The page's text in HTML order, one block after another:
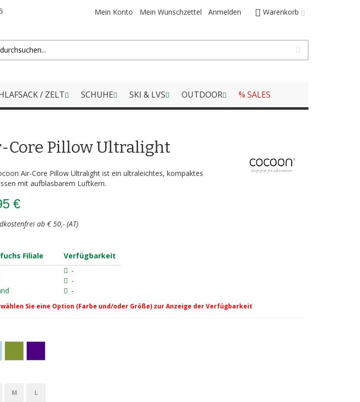
Warenkorb
Mein Konto Mein Wunschzettel Anmelden
/ ZELT SCHUHE SKI & LVS OUTDOOR % SALES
Core Pillow Ultralight
Air-Core Pillow Ultralight ist ein ultraleichtes, kompaktes
mit aufblasbarem Luftkern.
€
ab € 50,- (AT)
Filiale
Verfügbarkeit
-
-
-
Sie eine Option (Farbe und/oder Größe) zur Anzeige der Verfügbarkeit
M L